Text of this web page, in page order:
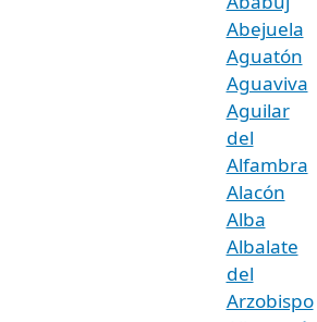
Abejuela
Aguatón
Aguaviva
Aguilar
del
Alfambra
Alacón
Alba
Albalate
del
Arzobispo